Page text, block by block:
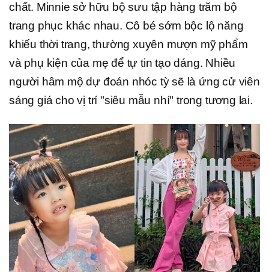
chất. Minnie sở hữu bộ sưu tập hàng trăm bộ
trang phục khác nhau. Cô bé sớm bộc lộ năng
khiếu thời trang, thường xuyên mượn mỹ phẩm
và phụ kiện của mẹ để tự tin tạo dáng. Nhiều
người hâm mộ dự đoán nhóc tỳ sẽ là ứng cử viên
sáng giá cho vị trí "siêu mẫu nhí" trong tương lai.